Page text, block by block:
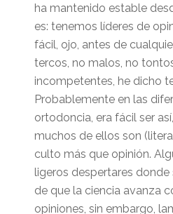
ha mantenido estable
es: tenemos líderes de
fácil, ojo, antes de
tercos, no malos, no
incompetentes, he dicho
Probablemente en las
ortodoncia, era fácil ser
muchos de ellos son
culto más que opinión.
ligeros despertares
de que la ciencia avanza
opiniones, sin embargo,